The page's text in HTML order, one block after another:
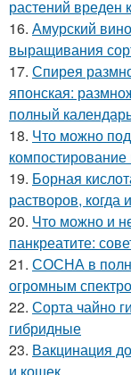
растений вреден
16. Амурский
выращивания
17. Спирея
японская:
полный
18. Что можно
компостирование
19. Борная
растворов, когда
20. Что можно и
панкреатите:
21. СОСНА в
огромным
22. Сорта чайно
гибридные
23. Вакцинация